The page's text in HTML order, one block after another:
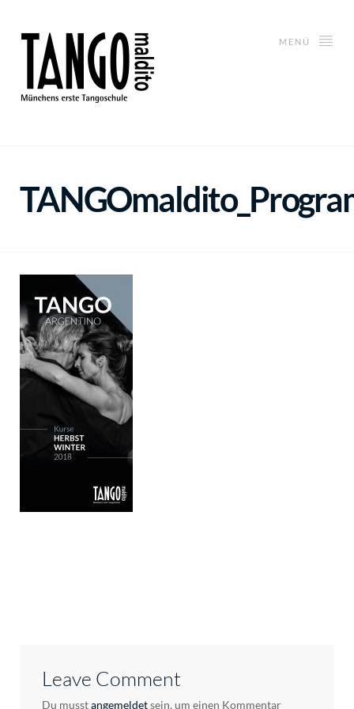
MENÜ
Leave Comment
Du musstangemeldetsein, um einen Kommentar